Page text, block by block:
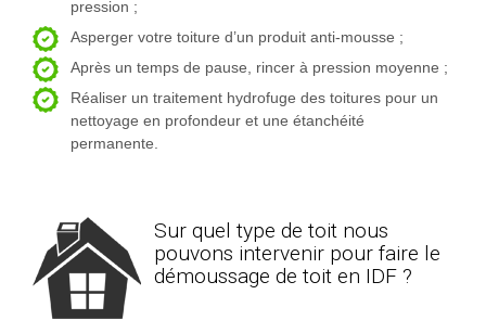
pression ;
Asperger votre toiture d’un produit anti-mousse ;
Après un temps de pause, rincer à pression moyenne ;
Réaliser un traitement hydrofuge des toitures pour un
nettoyage en profondeur et une étanchéité
permanente.
Sur quel type de toit nous
pouvons intervenir pour faire le
démoussage de toit en IDF ?